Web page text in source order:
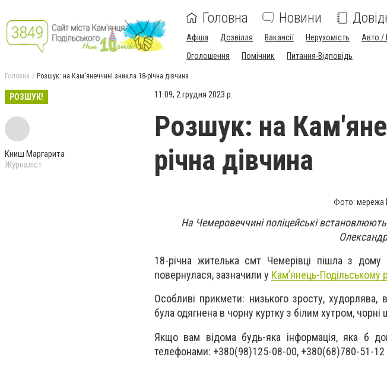
Головна Новини
Афіша Дозвілля Вакансії Нерухомість Авто /
Оголошення
Помічник Питання-Відповідь
Головна Розшук: на Кам'янеччині зникла 18-річна дівчина
РОЗШУК!
Книш Маргарита
Журналіст
11:09, 2 грудня 2023 р.
Розшук: на
річна дівчина
Фото: мережа
На Чемеровеччині поліцейські
18-річна жителька смт Чемерівці пішла з
повернулася, зазначили у Кам’янець-Подільському
Особливі прикмети: низького зросту,
була одягнена в чорну куртку з білим хутром, чорні
Якщо вам відома будь-яка інформація, яка б
телефонами: +380(98)125-08-00, +380(68)780-51-12